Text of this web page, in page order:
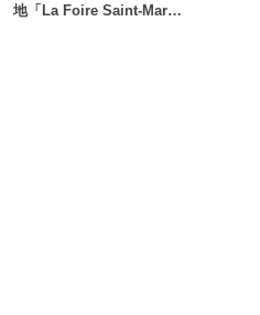
地「La Foire Saint-Mar…